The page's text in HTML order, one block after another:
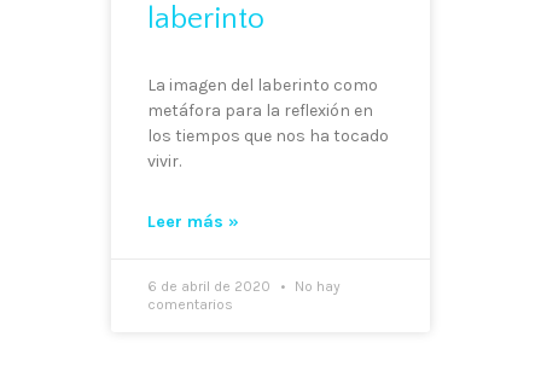
laberinto
La imagen del laberinto como
metáfora para la reflexión en
los tiempos que nos ha tocado
vivir.
Leer más »
6 de abril de 2020
No hay
comentarios